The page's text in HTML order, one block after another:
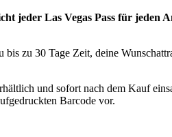
jeder Las Vegas Pass für jeden
zu 30 Tage Zeit, deine
und sofort nach dem Kauf
Barcode vor.